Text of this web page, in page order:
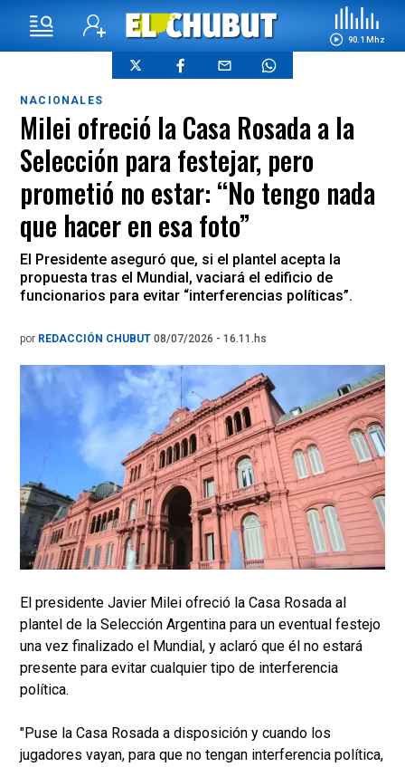
90.1 Mhz
NACIONALES
Milei ofreció la Casa Rosada a la
Selección para festejar, pero
prometió no estar: “No tengo nada
que hacer en esa foto”
El Presidente aseguró que, si el plantel acepta la
propuesta tras el Mundial, vaciará el edificio de
funcionarios para evitar “interferencias políticas”.
por REDACCIÓN CHUBUT 08/07/2026 - 16.11.hs
El presidente Javier Milei ofreció la Casa Rosada al
plantel de la Selección Argentina para un eventual festejo
una vez finalizado el Mundial, y aclaró que él no estará
presente para evitar cualquier tipo de interferencia
política.
"Puse la Casa Rosada a disposición y cuando los
jugadores vayan, para que no tengan interferencia política,